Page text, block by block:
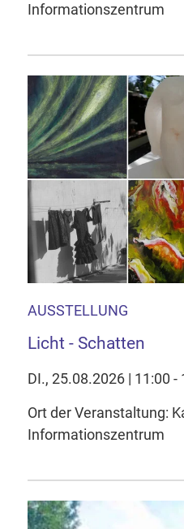
Informationszentrum
AUSSTELLUNG
Licht - Schatten
DI., 25.08.2026 | 11:00 -
Ort der Veranstaltung:
Informationszentrum